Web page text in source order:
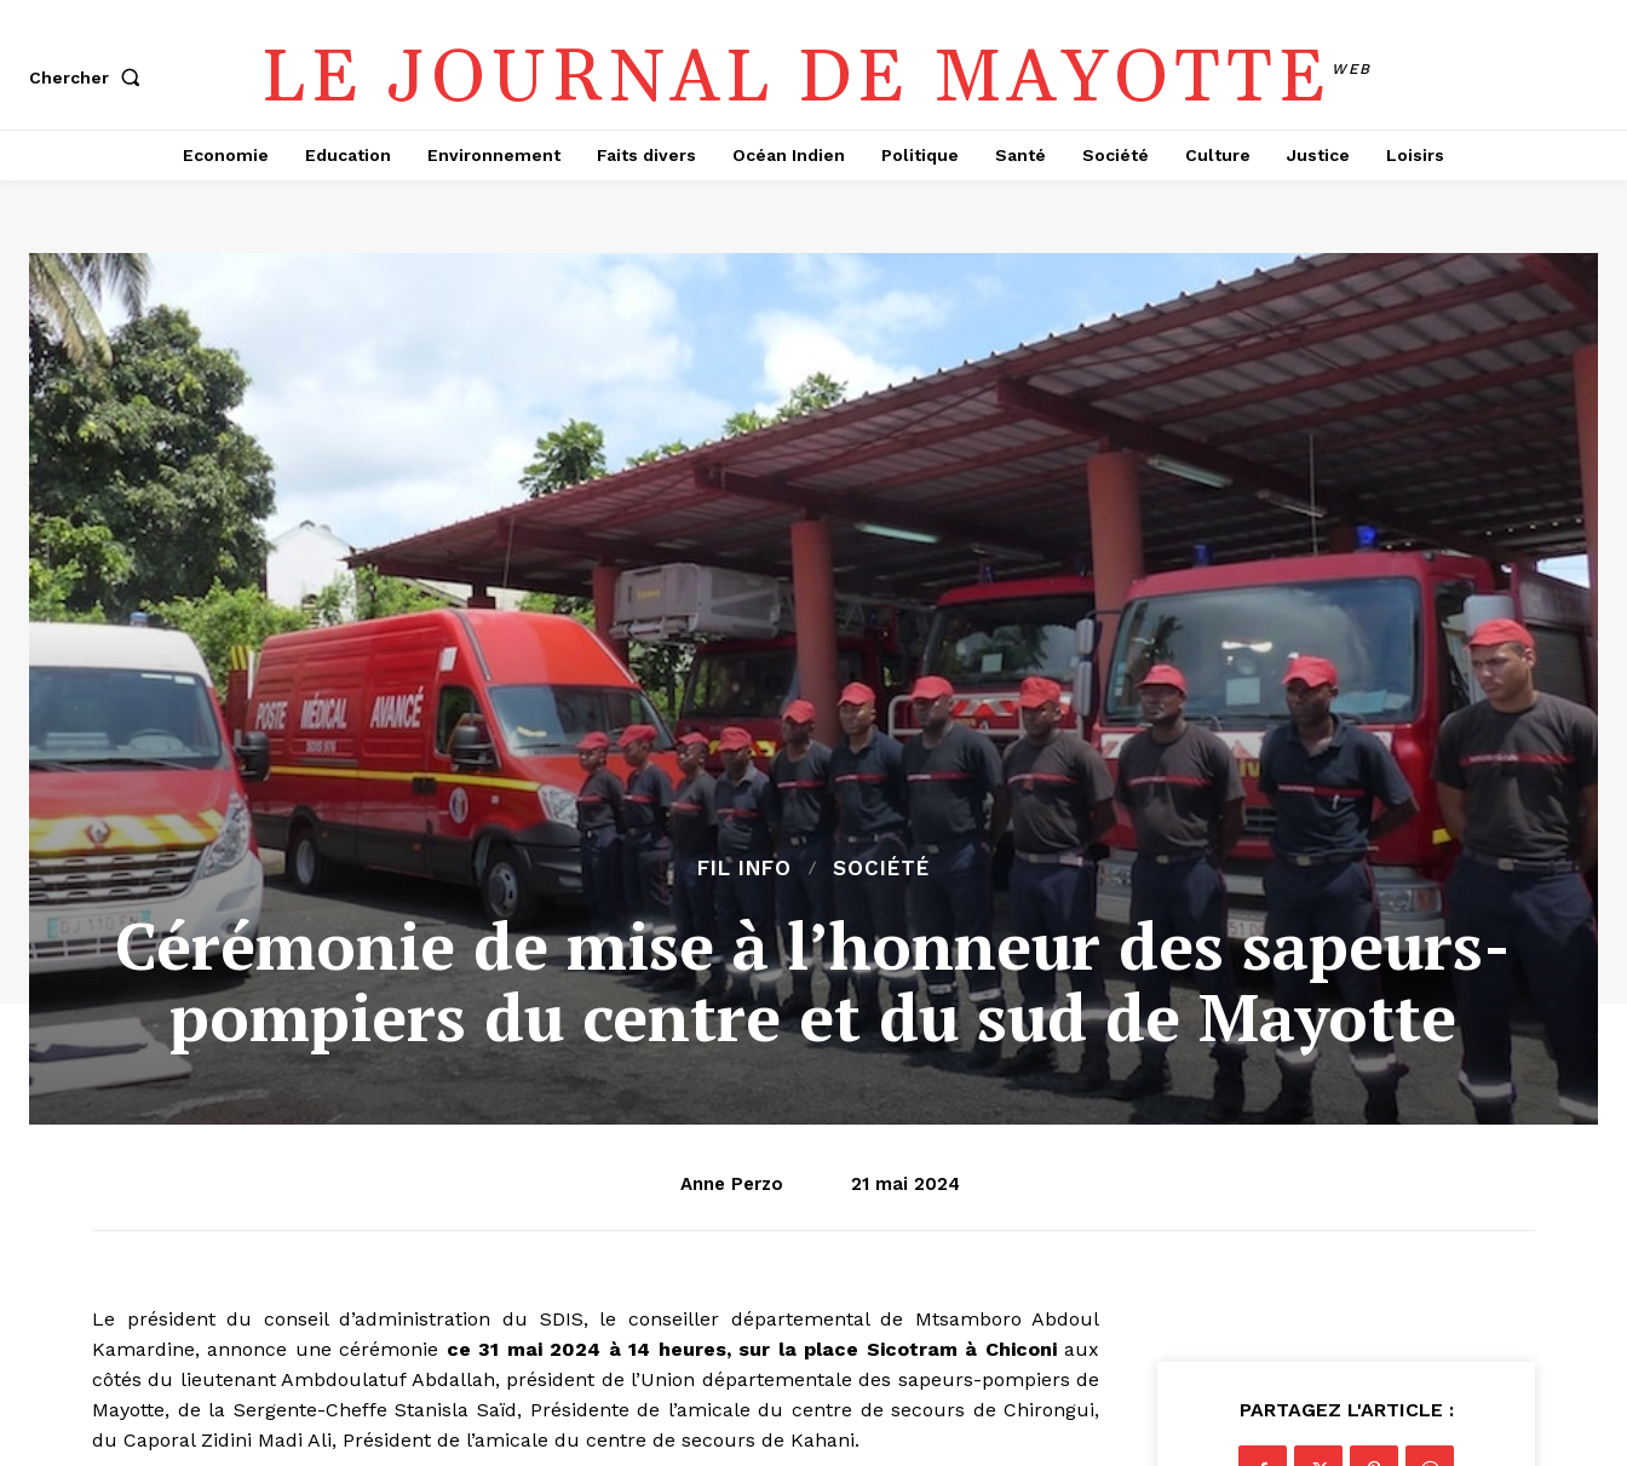
Chercher LE JOURNAL DE MAYOTTE WEB
Economie Education Environnement Faits divers Océan Indien Politique Santé Société Culture Justice Loisirs
FIL INFO SOCIÉTÉ
Cérémonie de mise à l’honneur des sapeurs-
pompiers du centre et du sud de Mayotte
Anne Perzo 21 mai 2024
Le président du conseil d’administration du SDIS, le conseiller départemental de Mtsamboro Abdoul
Kamardine, annonce une cérémonie ce 31 mai 2024 à 14 heures, sur la place Sicotram à Chiconiaux
côtés du lieutenant Ambdoulatuf Abdallah, président de l’Union départementale des sapeurs-pompiers de
Mayotte, de la Sergente-Cheffe Stanisla Saïd, Présidente de l’amicale du centre de secours de Chirongui,
du Caporal Zidini Madi Ali, Président de l’amicale du centre de secours de Kahani.
PARTAGEZ L'ARTICLE :